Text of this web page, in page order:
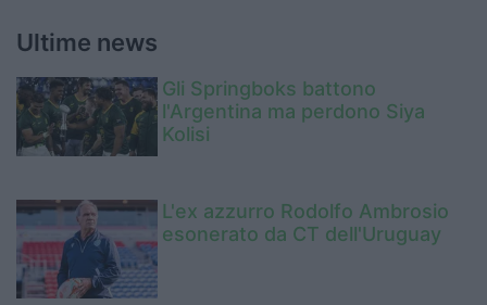
Ultime news
Gli Springboks battono
l'Argentina ma perdono Siya
Kolisi
L'ex azzurro Rodolfo Ambrosio
esonerato da CT dell'Uruguay